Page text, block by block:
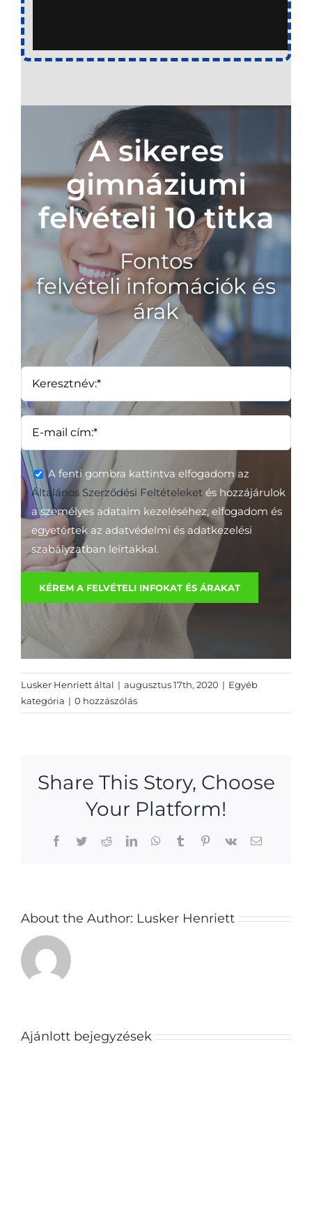
A sikeres
gimnáziumi
felvételi 10 titka
Fontos
felvételi infomációk és
árak
A fenti gombra kattintva elfogadom az
Általános Szerződési Feltételeket és hozzájárulok
a személyes adataim kezeléséhez, elfogadom és
egyetértek az adatvédelmi és adatkezelési
szabályzatban leírtakkal.
Lusker Henriettáltal | augusztus 17th, 2020 | Egyéb
kategória | 0 hozzászólás
Share This Story, Choose
Your Platform!
Facebook
TwitterRedditLinkedInWhatsApp
TumblrPinterest
Vk Email:
About the Author: Lusker Henriett
Ajánlott bejegyzések